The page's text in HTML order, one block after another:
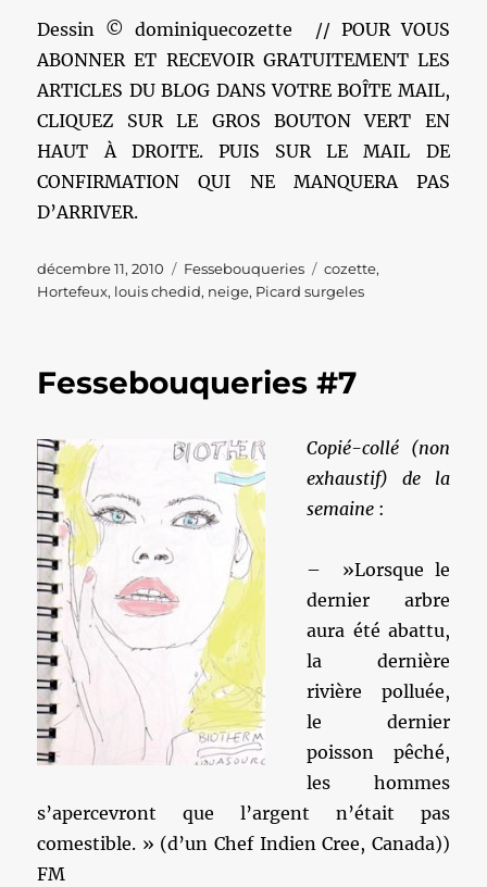
Dessin © dominiquecozette // POUR VOUS
ABONNER ET RECEVOIR GRATUITEMENT LES
ARTICLES DU BLOG DANS VOTRE BOÎTE MAIL,
CLIQUEZ SUR LE GROS BOUTON VERT EN
HAUT À DROITE. PUIS SUR LE MAIL DE
CONFIRMATION QUI NE MANQUERA PAS
D’ARRIVER.
Publié
le
décembre 11, 2010 Catégories
Fessebouqueries Étiquettes
cozette,
Hortefeux, louis chedid, neige, Picard surgeles
Fessebouqueries #7
Copié-collé (non
exhaustif) de la
semaine :
– ‎ »Lorsque le
dernier arbre
aura été abattu,
la dernière
rivière polluée,
le dernier
poisson pêché,
les hommes
s’apercevront que l’argent n’était pas
comestible. » (d’un Chef Indien Cree, Canada))
FM